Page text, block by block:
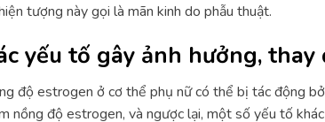
tượng này gọi là mãn kinh do phẫu thuật.
yếu tố gây ảnh hưởng,
độ estrogen ở cơ thể phụ nữ có thể bị tác động
nồng độ estrogen, và ngược lại, một số yếu tố